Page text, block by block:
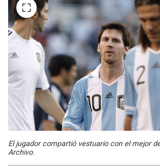
El jugador compartió vestuario con el mejor
Archivo.